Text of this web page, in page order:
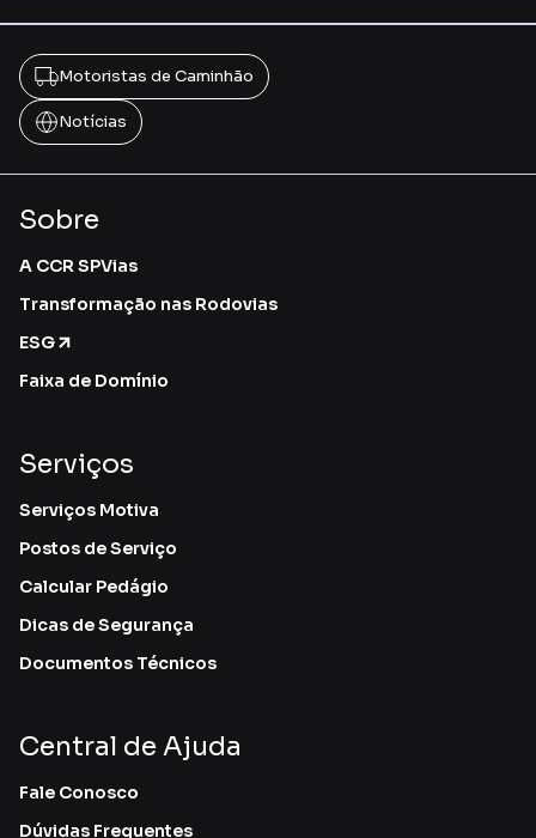
Motoristas de Caminhão
Notícias
Sobre
A CCR SPVias
Transformação nas Rodovias
ESG
Faixa de Domínio
Serviços
Serviços Motiva
Postos de Serviço
Calcular Pedágio
Dicas de Segurança
Documentos Técnicos
Central de Ajuda
Fale Conosco
Dúvidas Frequentes